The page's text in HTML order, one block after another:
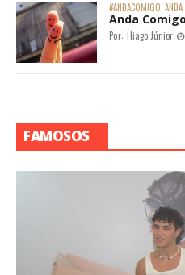
#ANDACOMIGO
Anda
Por: Hiago Júnior
FAMOSOS